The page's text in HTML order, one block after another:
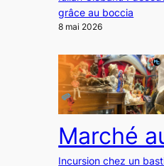
grâce au boccia
8 mai 2026
Marché
Incursion chez un